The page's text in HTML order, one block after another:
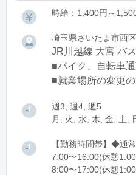
時給：1,400円～
埼玉県さいたま市西区
JR川越線 大宮 バ
■バイク、自転車
■就業場所の変更
週3, 週4, 週5
月, 火, 水, 木, 金, 土,
【勤務時間帯】◆通
7:00〜16:00(休憩
8:00〜17:00(休憩